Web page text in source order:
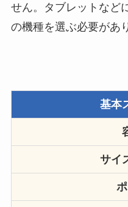
せん。タブレットなど
の機種を選ぶ必要があ
基本
サイ